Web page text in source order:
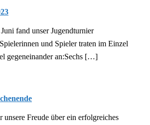
fand unser Jugendturnier
und Spieler traten im Einzel
gegeneinander an:Sechs […]
unsere Freude über ein erfolgreiches